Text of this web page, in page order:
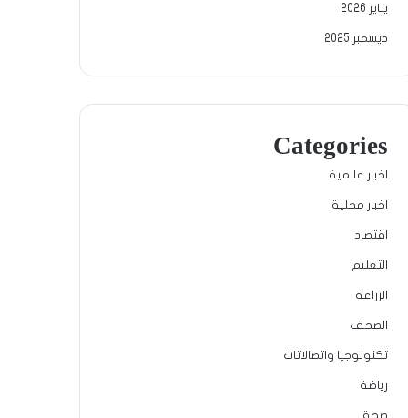
يناير 2026
ديسمبر 2025
Categories
اخبار عالمية
اخبار محلية
اقتصاد
التعليم
الزراعة
الصحف
تكنولوجيا واتصالاتات
رياضة
صحة